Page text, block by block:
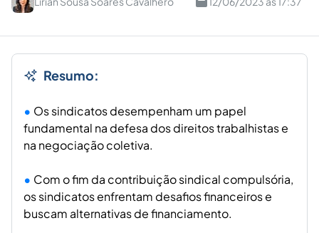
Resumo:
Os sindicatos desempenham um papel
fundamental na defesa dos direitos trabalhistas e
na negociação coletiva.
Com o fim da contribuição sindical compulsória,
os sindicatos enfrentam desafios financeiros e
buscam alternativas de financiamento.